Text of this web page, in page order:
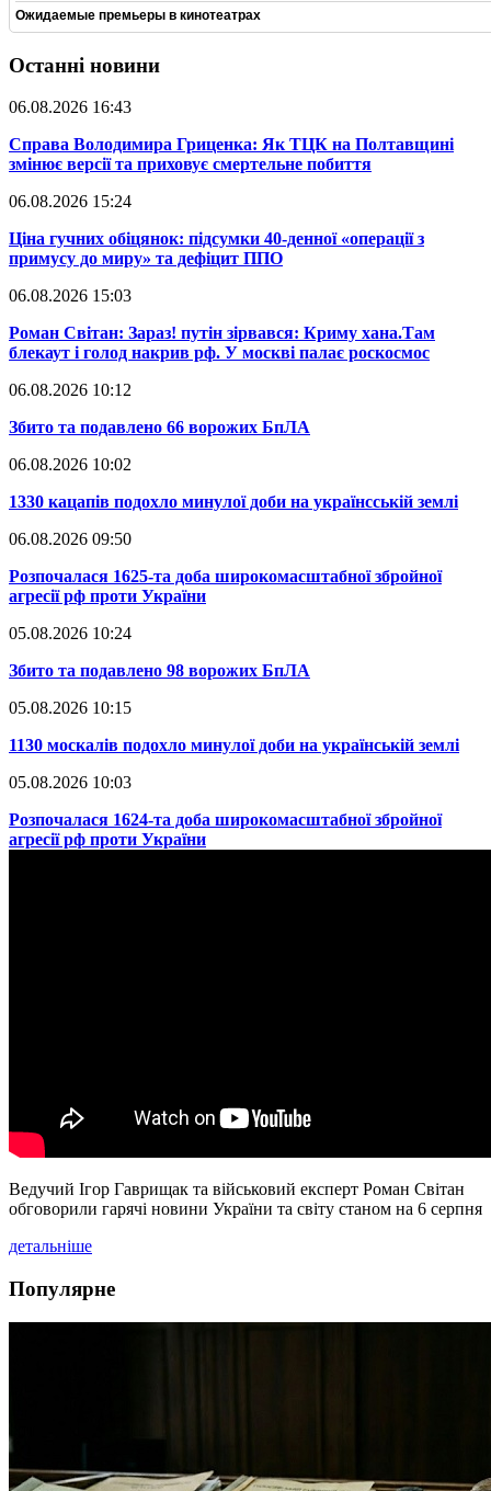
Ожидаемые премьеры в кинотеатрах
Останні новини
06.08.2026 16:43
​Справа Володимира Гриценка: Як ТЦК на Полтавщині
змінює версії та приховує смертельне побиття
06.08.2026 15:24
​Ціна гучних обіцянок: підсумки 40-денної «операції з
примусу до миру» та дефіцит ППО
06.08.2026 15:03
​Роман Світан: Зараз! путін зірвався: Криму хана.Там
блекаут і голод накрив рф. У москві палає роскосмос
06.08.2026 10:12
​Збито та подавлено 66 ворожих БпЛА
06.08.2026 10:02
​1330 кацапів подохло минулої доби на українсській землі
06.08.2026 09:50
​Розпочалася 1625-та доба широкомасштабної збройної
агресії рф проти України
05.08.2026 10:24
​Збито та подавлено 98 ворожих БпЛА
05.08.2026 10:15
​1130 москалів подохло минулої доби на українській землі
05.08.2026 10:03
​Розпочалася 1624-та доба широкомасштабної збройної
агресії рф проти України
Ведучий Ігор Гаврищак та військовий експерт Роман Світан
обговорили гарячі новини України та світу станом на 6 серпня
детальніше
Популярне